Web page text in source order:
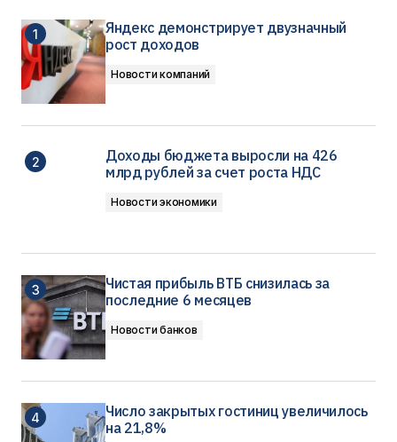
Яндекс демонстрирует двузначный
рост доходов
Новости компаний
Доходы бюджета выросли на 426
млрд рублей за счет роста НДС
Новости экономики
Чистая прибыль ВТБ снизилась за
последние 6 месяцев
Новости банков
Число закрытых гостиниц увеличилось
на 21,8%